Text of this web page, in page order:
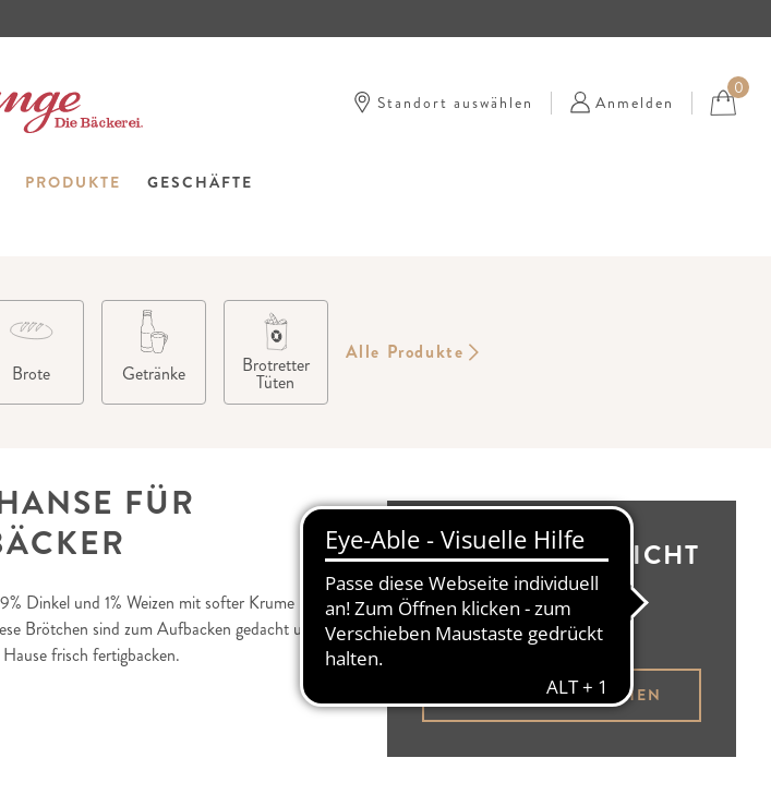
Standort auswählen Anmelden
0
PRODUKTE GESCHÄFTE
Brote Getränke Brotretter
Tüten
Alle Produkte
FÜR
Dinkel und 1% Weizen mit softer Krume und
Brötchen sind zum Aufbacken gedacht und
frisch fertigbacken.
BESTELLÜBERSICHT
Brotbüdel leer
BROTBÜDEL ANSEHEN